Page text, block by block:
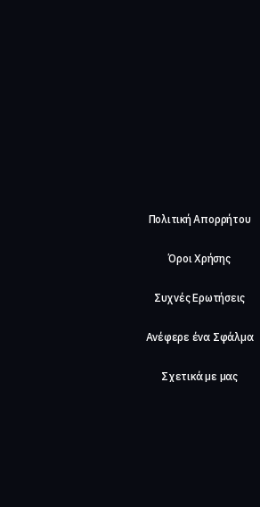
Πολιτική Απορρήτου
Όροι Χρήσης
Συχνές Ερωτήσεις
Ανέφερε ένα Σφάλμα
Σχετικά με μας